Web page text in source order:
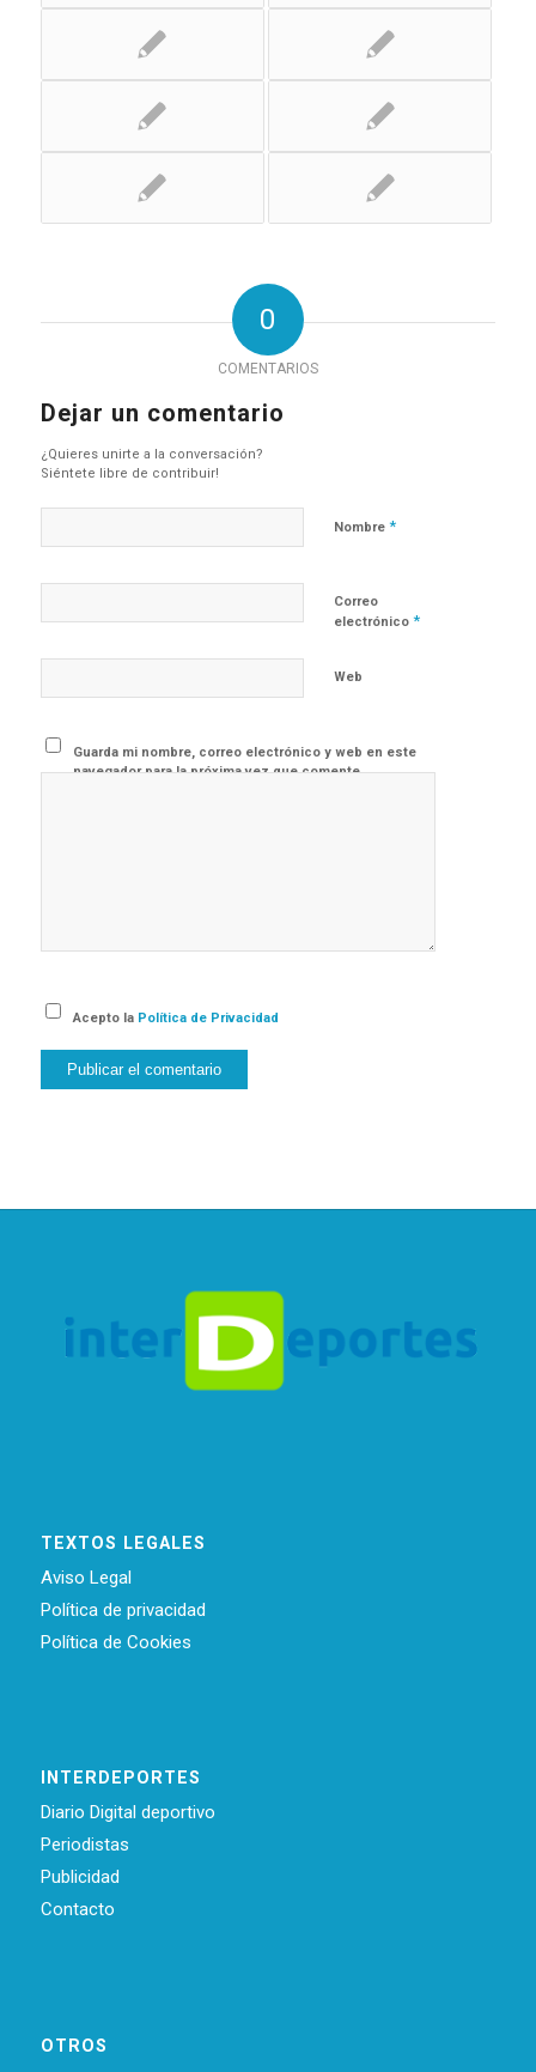
0
COMENTARIOS
Dejar un comentario
¿Quieres unirte a la conversación?
Siéntete libre de contribuir!
Nombre *
Correo
electrónico *
Web
Guarda mi nombre, correo electrónico y web en este
navegador para la próxima vez que comente.
Acepto la Política de Privacidad
TEXTOS LEGALES
Aviso Legal
Política de privacidad
Política de Cookies
INTERDEPORTES
Diario Digital deportivo
Periodistas
Publicidad
Contacto
OTROS